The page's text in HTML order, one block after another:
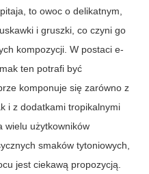
to owoc o delikatnym,
i gruszki, co czyni go
kompozycji. W postaci e-
ten potrafi być
komponuje się zarówno z
i z dodatkami tropikalnymi
wielu użytkowników
smaków tytoniowych,
jest ciekawą propozycją.